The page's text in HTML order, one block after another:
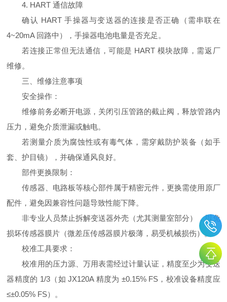
4. HART 通信故障
确认 HART 手操器与变送器的连接是否正确（需串联在
4~20mA 回路中），手操器电池电量是否充足。
若连接正常但无法通信，可能是 HART 模块故障，需返厂
维修。
三、维修注意事项
安全操作：
维修前务必断开电源，关闭引压管路的截止阀，释放管路内
压力，避免介质泄漏或触电。
若测量介质为腐蚀性或有毒气体，需穿戴防护装备（如手
套、护目镜），并确保通风良好。
部件更换限制：
传感器、电路板等核心部件属于精密元件，更换需使用原厂
配件，避免因兼容性问题导致性能下降。
非专业人员禁止拆解变送器外壳（尤其测量室部分），以免
损坏传感器膜片（微差压传感器膜片极薄，易受机械损伤）。
校准工具要求：
校准用的压力源、万用表需经过计量认证，精度至少为变送
器精度的 1/3（如 JX120A 精度为 ±0.15% FS，校准设备精度应
≤±0.05% FS）。